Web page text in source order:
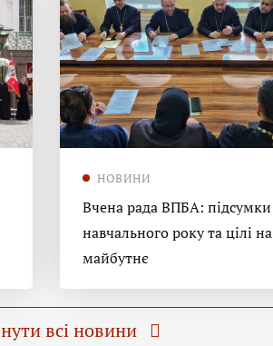
НОВИНИ
Вчена рада ВПБА: підсумки
навчального року та цілі на
майбутнє
всі новини